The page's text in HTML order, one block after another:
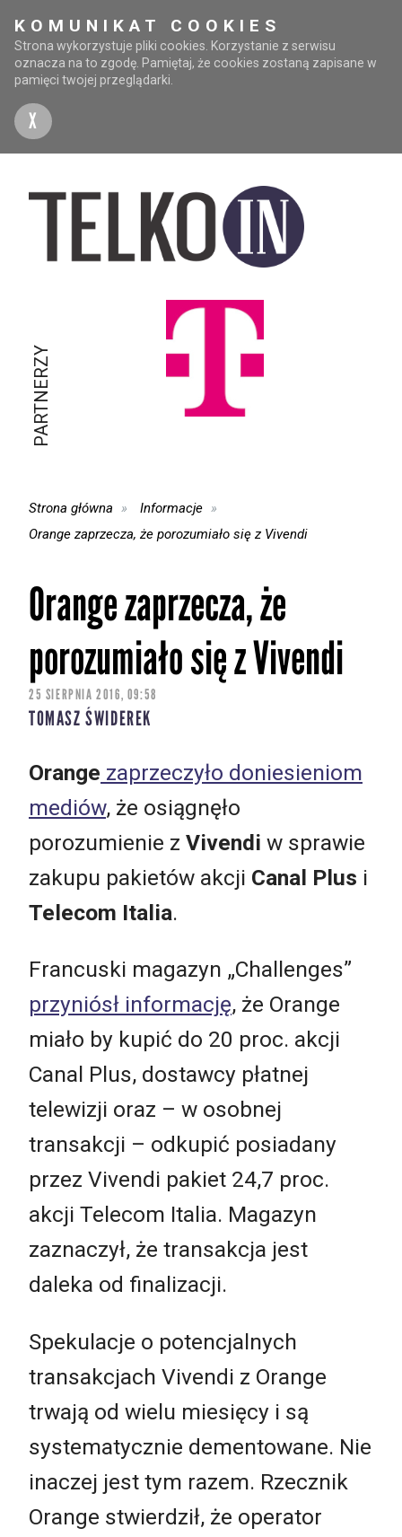
KOMUNIKAT COOKIES
Strona wykorzystuje pliki cookies. Korzystanie z serwisu
oznacza na to zgodę. Pamiętaj, że cookies zostaną zapisane w
pamięci twojej przeglądarki.
X
PARTNERZY
Strona główna
Informacje
Orange zaprzecza, że porozumiało się z Vivendi
Orange zaprzecza, że
porozumiało się z Vivendi
25 SIERPNIA 2016, 09:58
TOMASZ ŚWIDEREK
Orange zaprzeczyło doniesieniom
mediów, że osiągnęło
porozumienie z Vivendi w sprawie
zakupu pakietów akcji Canal Plus i
Telecom Italia.
Francuski magazyn „Challenges”
przyniósł informację, że Orange
miało by kupić do 20 proc. akcji
Canal Plus, dostawcy płatnej
telewizji oraz – w osobnej
transakcji – odkupić posiadany
przez Vivendi pakiet 24,7 proc.
akcji Telecom Italia. Magazyn
zaznaczył, że transakcja jest
daleka od finalizacji.
Spekulacje o potencjalnych
transakcjach Vivendi z Orange
trwają od wielu miesięcy i są
systematycznie dementowane. Nie
inaczej jest tym razem. Rzecznik
Orange stwierdził, że operator